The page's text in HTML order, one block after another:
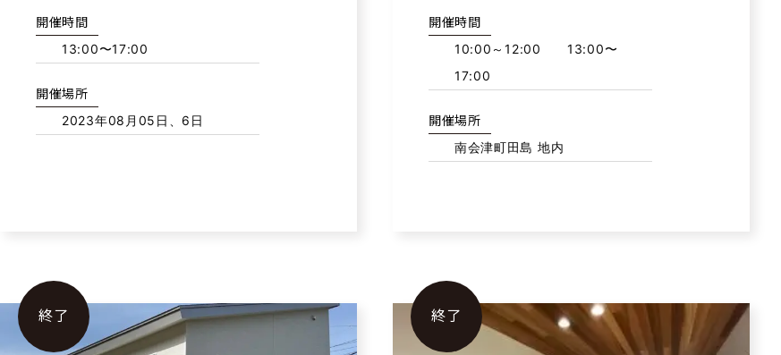
開催時間
13:00〜17:00
開催場所
2023年08月05日、6日
開催時間
10:00～12:00 13:00〜
17:00
開催場所
南会津町田島 地内
終了 終了